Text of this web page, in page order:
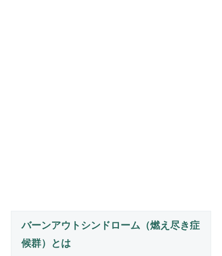
バーンアウトシンドローム（燃え尽き症
候群）とは